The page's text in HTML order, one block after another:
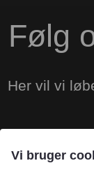
Følg
​Her vil vi
Vi bruger